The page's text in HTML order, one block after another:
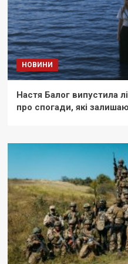
НОВИНИ
Настя Балог випустила
про спогади, які